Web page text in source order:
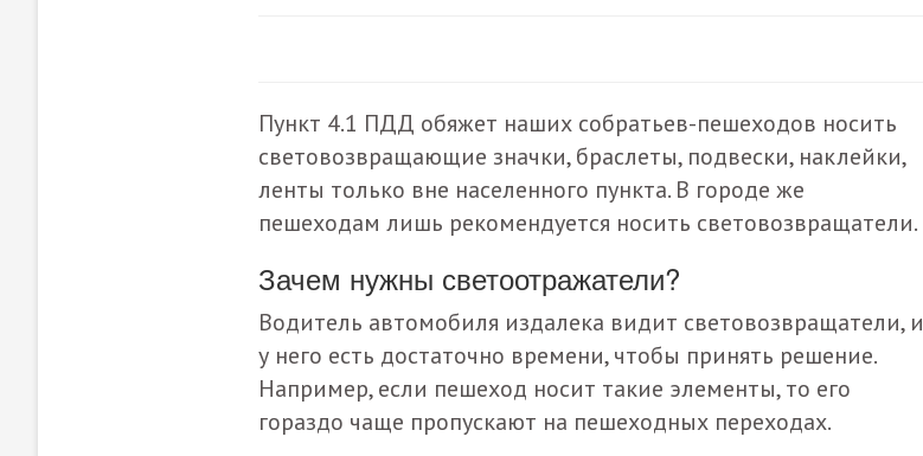
Пункт 4.1 ПДД обяжет наших собратьев-пешеходов носить
световозвращающие значки, браслеты, подвески, наклейки,
ленты только вне населенного пункта. В городе же
пешеходам лишь рекомендуется носить световозвращатели.
Зачем нужны светоотражатели?
Водитель автомобиля издалека видит световозвращатели, и
у него есть достаточно времени, чтобы принять решение.
Например, если пешеход носит такие элементы, то его
гораздо чаще пропускают на пешеходных переходах.